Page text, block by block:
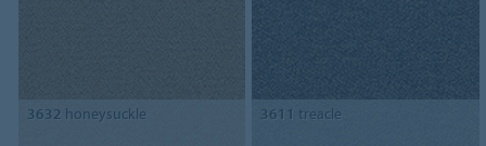
3632 honeysuckle 3611 treacle